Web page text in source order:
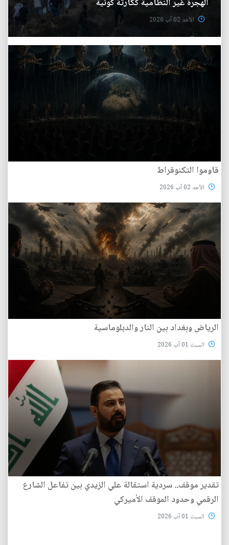
الهجرة غير النظامية ككارثة كونية
الأحد 02 آب 2026
قاوموا التكنوقراط
الأحد 02 آب 2026
الرياض وبغداد بين النار والدبلوماسية
السبت 01 آب 2026
تقدير موقف.. سردية استقالة علي الزيدي بين تفاعل الشارع
الرقمي وحدود الموقف الأميركي
السبت 01 آب 2026